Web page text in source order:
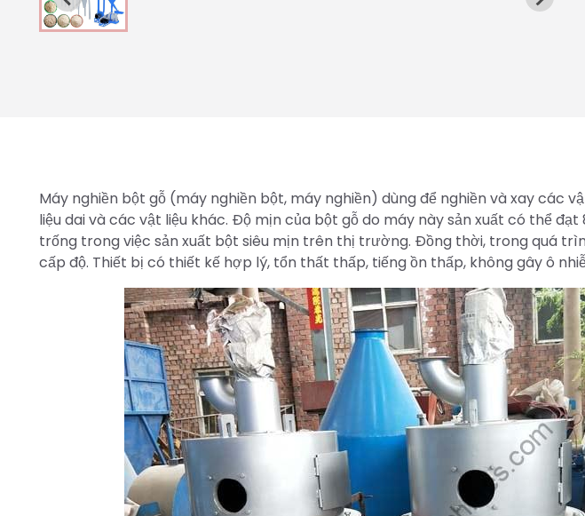
Máy nghiền bột gỗ (máy nghiền bột, máy nghiền) dùng để nghiền và xay các
liệu dai và các vật liệu khác. Độ mịn của bột gỗ do máy này sản xuất có thể
trống trong việc sản xuất bột siêu mịn trên thị trường. Đồng thời, trong quá
cấp độ. Thiết bị có thiết kế hợp lý, tổn thất thấp, tiếng ồn thấp, không gây ô